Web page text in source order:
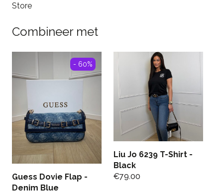
Sage
Store
Combineer met
- 60%
Guess Dovie Flap -
Denim Blue
Liu Jo 6239 T-Shirt -
Black
€79.00